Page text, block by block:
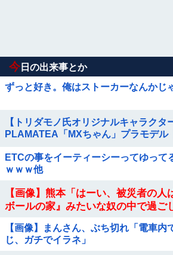
今 日の出来事とか
ずっと好き。俺はストーカーなんかじ
【トリダモノ氏オリジナルキャラクタ
PLAMATEA「MXちゃん」プラモデル
ETCの事をイーティーシーってゆって
ｗｗｗ他
【画像】熊本「はーい、被災者の人
ボールの家』みたいな奴の中で過ご
【画像】まんさん、ぶち切れ「電車内
じ、ガチでイラネ」